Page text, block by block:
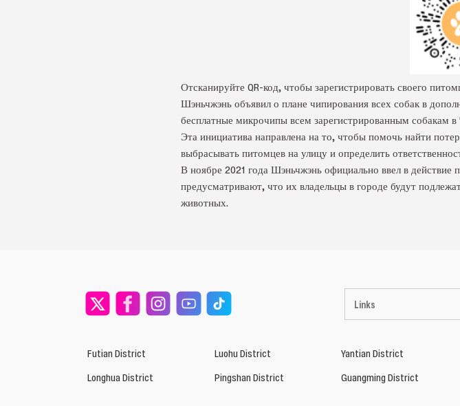
Отсканируйте QR-код, чтобы зарегистрировать своего
Шэньчжэнь объявил о плане чипирования всех собак в
бесплатные микрочипы всем зарегистрированным
Эта инициатива направлена на то, чтобы помочь найти
выбрасывать питомцев на улицу и определить
В ноябре 2021 года Шэньчжэнь официально ввел в
предусматривают, что их владельцы в городе будут
животных.
Links
Futian District Luohu District Yantian District
Longhua District
Pingshan District Guangming District